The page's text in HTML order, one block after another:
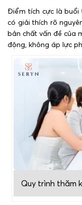
Điểm tích cực là buổi
có giải thích rõ
bản chất vấn đề của
động, không áp lực
Quy trình thăm